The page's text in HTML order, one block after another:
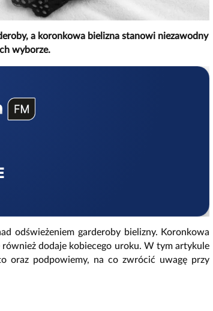
a koronkowa bielizna stanowi niezawodny
wyborze.
odświeżeniem garderoby bielizny. Koronkowa
dodaje kobiecego uroku. W tym artykule
oraz podpowiemy, na co zwrócić uwagę przy